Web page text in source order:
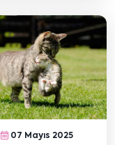
07 Mayıs 2025